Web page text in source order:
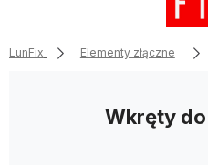
LunFix Elementy złączne
Wkręty